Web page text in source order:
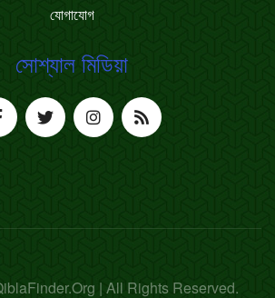
যোগাযোগ
সোশ্যাল মিডিয়া
| All Rights Reserved.